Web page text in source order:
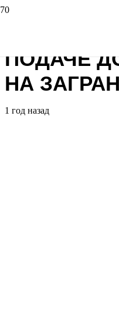
ПОДАЧЕ
НА
1 год назад